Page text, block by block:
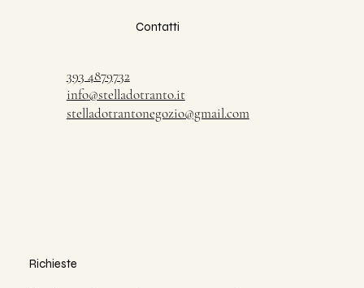
Contatti
393 4879732
info@stelladotranto.it
stelladotrantonegozio@gmail.com
Richieste